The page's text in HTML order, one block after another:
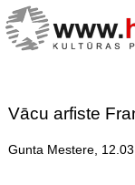
Vācu arfiste
Gunta Mestere,